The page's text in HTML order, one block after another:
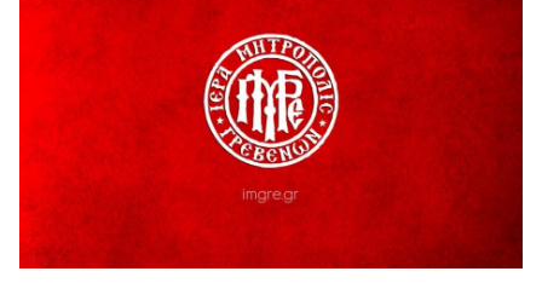
Τελικά τι είναι πολιτισμός;
Ολοσχερής καταστροφή κατοικίας από πυρκαγιά στην
Καληράχη Γρεβενών
ΚΑΤΑΓΡΑΦΗ ΤΕΚΜΗΡΙΩΣΗ ΚΑΙ ΨΗΦΙΟΠΟΙΗΣΗ ΤΩΝ
ΜΑΣΤΟΡΙΚΩΝ ΕΡΓΑΛΕΙΩΝ ΤΗΣ ΣΥΛΛΟΓΗΣ ΚΥΠΑΡΙΣΣΙΟΥ
ΓΡΕΒΕΝΩΝ
3 Αυγούστου 2026